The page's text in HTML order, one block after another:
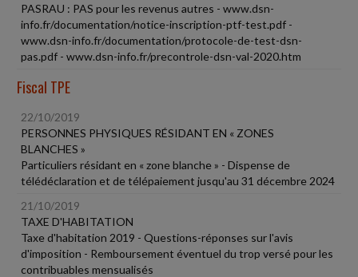
PASRAU : PAS pour les revenus autres - www.dsn-
info.fr/documentation/notice-inscription-ptf-test.pdf -
www.dsn-info.fr/documentation/protocole-de-test-dsn-
pas.pdf - www.dsn-info.fr/precontrole-dsn-val-2020.htm
Fiscal TPE
22/10/2019
PERSONNES PHYSIQUES RÉSIDANT EN « ZONES
BLANCHES »
Particuliers résidant en « zone blanche » - Dispense de
télédéclaration et de télépaiement jusqu'au 31 décembre 2024
21/10/2019
TAXE D'HABITATION
Taxe d'habitation 2019 - Questions-réponses sur l'avis
d'imposition - Remboursement éventuel du trop versé pour les
contribuables mensualisés